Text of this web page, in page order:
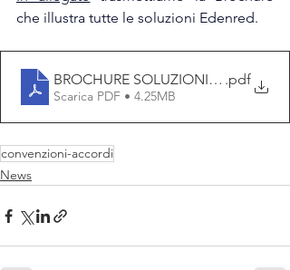
che illustra tutte le soluzioni Edenred.
BROCHURE SOLUZIONI WELFARE (3)
.pdf
Scarica PDF • 4.25MB
convenzioni-accordi
News